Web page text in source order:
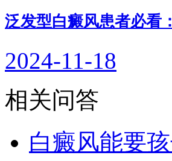
泛发型白癜风患者必看
2024-11-18
相关问答
白癜风能要